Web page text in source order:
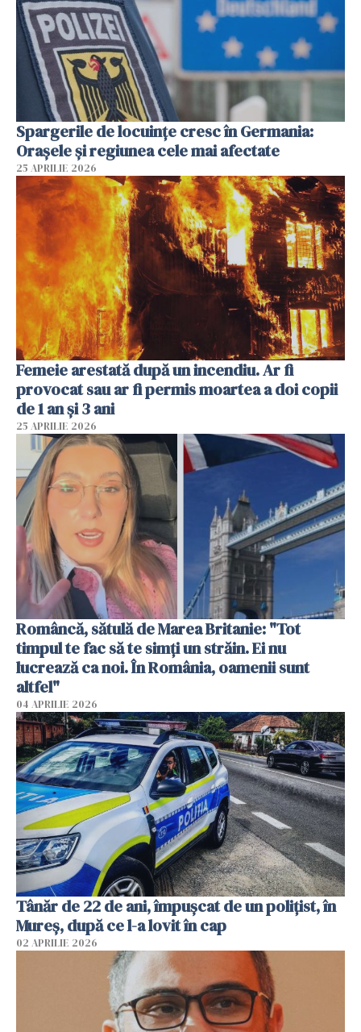
Spargerile de locuințe cresc în Germania:
Orașele și regiunea cele mai afectate
25 APRILIE 2026
Femeie arestată după un incendiu. Ar fi
provocat sau ar fi permis moartea a doi copii
de 1 an și 3 ani
25 APRILIE 2026
Româncă, sătulă de Marea Britanie: "Tot
timpul te fac să te simți un străin. Ei nu
lucrează ca noi. În România, oamenii sunt
altfel"
04 APRILIE 2026
Tânăr de 22 de ani, împușcat de un polițist, în
Mureș, după ce l-a lovit în cap
02 APRILIE 2026